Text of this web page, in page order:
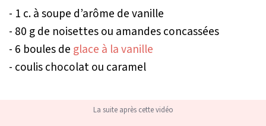
- 1 c. à soupe d’arôme de vanille
- 80 g de noisettes ou amandes concassées
- 6 boules de glace à la vanille
- coulis chocolat ou caramel
La suite après cette vidéo